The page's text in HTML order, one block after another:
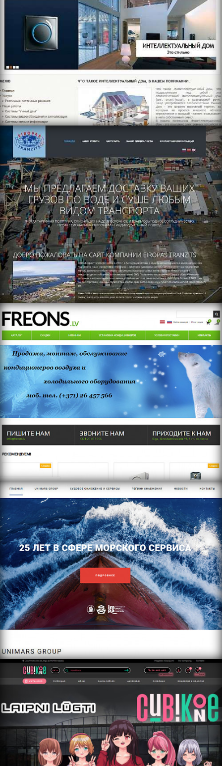
https://www.eiropas-tranzits.lv/
https://freons.lv/home/ru/
http://www.unimars.eu
https://cubikone.lv/home/ru/